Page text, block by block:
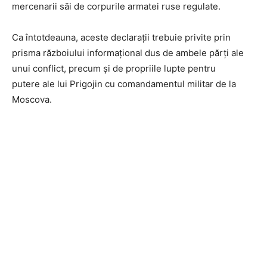
mercenarii săi de corpurile armatei ruse regulate.
Ca întotdeauna, aceste declarații trebuie privite prin
prisma războiului informațional dus de ambele părți ale
unui conflict, precum și de propriile lupte pentru
putere ale lui Prigojin cu comandamentul militar de la
Moscova.